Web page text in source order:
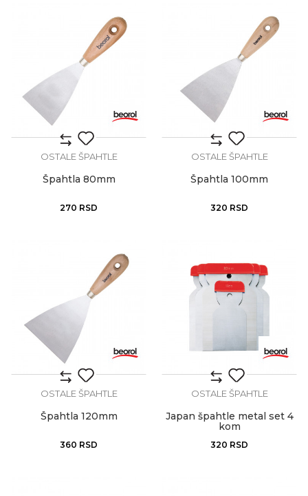
OSTALE ŠPAHTLE
Špahtla 80mm
270 RSD
OSTALE ŠPAHTLE
Špahtla 100mm
320 RSD
OSTALE ŠPAHTLE
Špahtla 120mm
360 RSD
OSTALE ŠPAHTLE
Japan špahtle metal set 4
kom
320 RSD